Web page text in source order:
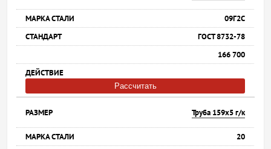
09Г2С
ГОСТ 8732-78
166 700
Рассчитать
Труба 159х5 г/к
20